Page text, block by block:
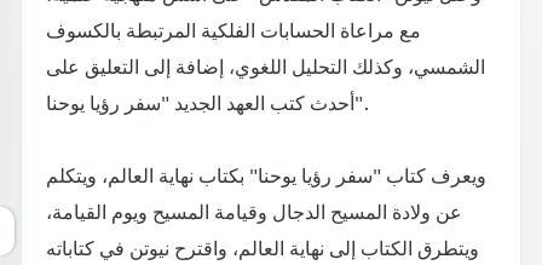
مع مراعاة الحسابات الفلكية المرتبطة بالكسوف
الشمسي، وكذلك التحليل اللغوي، إضافة إلى التعليق على
أحدث كتب العهد الجديد "سفر رؤيا يوحنا".
ويعرف كتاب "سفر رؤيا يوحنا" بكتاب نهاية العالم، ويتكلم
عن ولادة المسيح الدجال وقيامة المسيح ويوم القيامة،
ويتطرق الكتاب إلى نهاية العالم، واقترح نيوتن في كتاباته